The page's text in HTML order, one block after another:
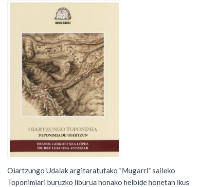
Oiartzungo Udalak argitaratutako "Mugarri" saileko
Toponimiari buruzko liburua honako helbide honetan ikus